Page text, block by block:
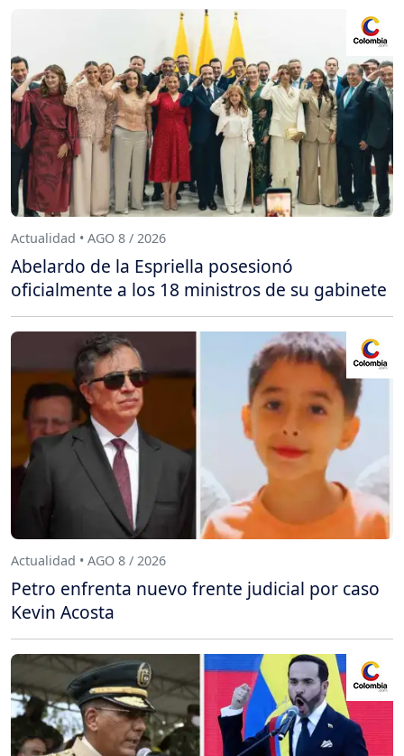
Actualidad • AGO 8 / 2026
Abelardo de la Espriella posesionó
oficialmente a los 18 ministros de su gabinete
Actualidad • AGO 8 / 2026
Petro enfrenta nuevo frente judicial por caso
Kevin Acosta